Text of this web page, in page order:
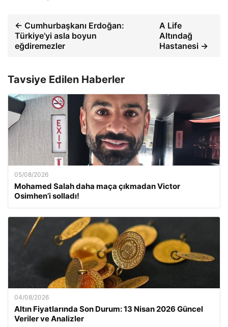
← Cumhurbaşkanı Erdoğan:
Türkiye’yi asla boyun
eğdiremezler
A Life
Altındağ
Hastanesi →
Tavsiye Edilen Haberler
05/08/2026
Mohamed Salah daha maça çıkmadan Victor
Osimhen’i solladı!
04/08/2026
Altın Fiyatlarında Son Durum: 13 Nisan 2026 Güncel
Veriler ve Analizler